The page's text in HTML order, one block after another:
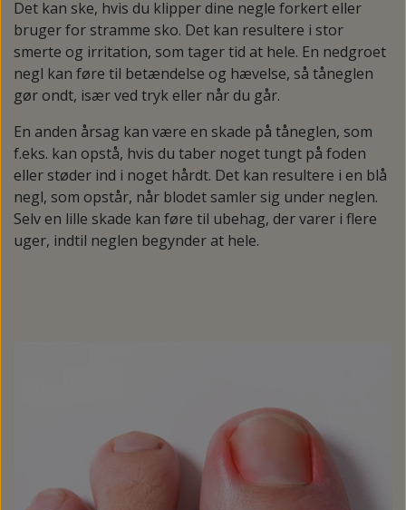
NEDSUNKEN FORFOD
OVERLAGTE TÆER
PLATFOD
PSORIASIS PÅ FØDDERNE
URO I BENENE/RESTLESS LEGS
VABLER
NILOCIN
PECLAVUS®
REFLEXWEAR
REVAMIL
SKINCAIR
Det kan ske, hvis du klipper dine negle forkert eller
bruger for stramme sko. Det kan resultere i stor
smerte og irritation, som tager tid at hele. En nedgroet
negl kan føre til betændelse og hævelse, så tåneglen
gør ondt, især ved tryk eller når du går.
En anden årsag kan være en skade på tåneglen, som
f.eks. kan opstå, hvis du taber noget tungt på foden
eller støder ind i noget hårdt. Det kan resultere i en blå
negl, som opstår, når blodet samler sig under neglen.
Selv en lille skade kan føre til ubehag, der varer i flere
uger, indtil neglen begynder at hele.